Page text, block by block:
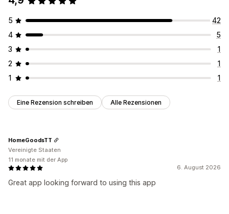
5
42
4
5
3
1
2
1
1
1
Eine Rezension schreiben Alle Rezensionen
6. August 2026
Great app looking forward to using this app
HomeGoodsTT
Vereinigte Staaten
11 monate mit der App